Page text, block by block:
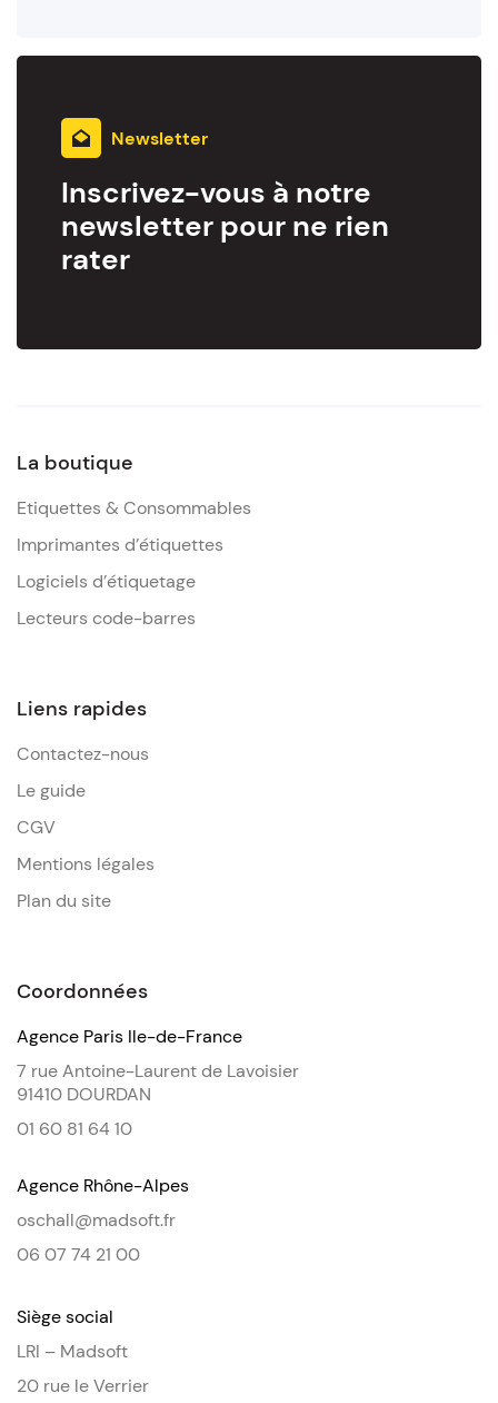
Newsletter
Inscrivez-vous à notre
newsletter pour ne rien
rater
La boutique
Etiquettes & Consommables
Imprimantes d’étiquettes
Logiciels d’étiquetage
Lecteurs code-barres
Liens rapides
Contactez-nous
Le guide
CGV
Mentions légales
Plan du site
Coordonnées
Agence Paris Ile-de-France
7 rue Antoine-Laurent de Lavoisier
91410 DOURDAN
01 60 81 64 10
Agence Rhône-Alpes
oschall@madsoft.fr
06 07 74 21 00
Siège social
LRI – Madsoft
20 rue le Verrier